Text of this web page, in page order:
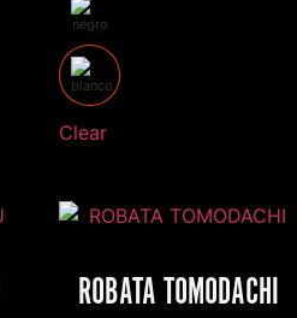
Clear
ROBATA TOMODACHI